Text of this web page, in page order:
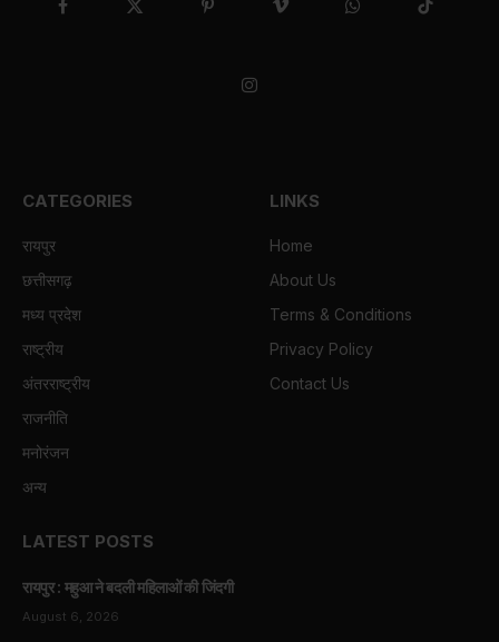
FacebookX
Pinterest Vimeo WhatsAppTikTok
Instagram
CATEGORIES
रायपुर
छत्तीसगढ़
मध्य प्रदेश
राष्ट्रीय
अंतरराष्ट्रीय
राजनीति
मनोरंजन
अन्य
LINKS
Home
About Us
Terms & Conditions
Privacy Policy
Contact Us
LATEST POSTS
रायपुर : महुआ ने बदली महिलाओं की जिंदगी
August 6, 2026